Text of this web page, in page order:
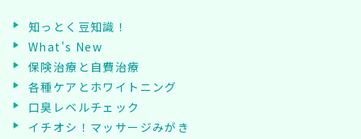
知っとく豆知識！
What's New
保険治療と自費治療
各種ケアとホワイトニング
口臭レベルチェック
イチオシ！マッサージみがき